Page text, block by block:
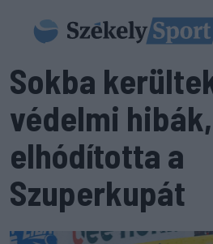
Sokba
védelmi
elhódította a
Szuperkupát